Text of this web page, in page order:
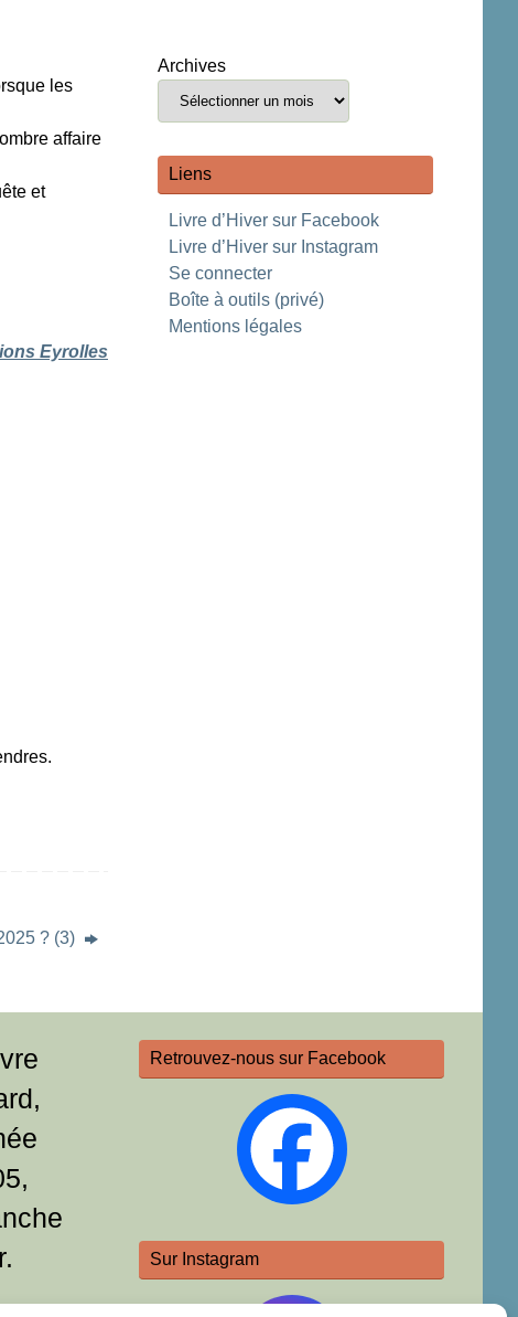
les
affaire
et
Eyrolles
? (3)
Archives
Liens
Livre d’Hiver sur Facebook
Livre d’Hiver sur Instagram
Se connecter
Boîte à outils (privé)
Mentions légales
Retrouvez-nous sur Facebook
Sur Instagram